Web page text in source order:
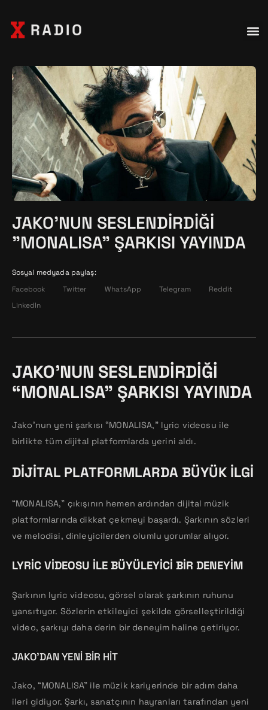
JAKO'NUN SESLENDIRDIĞI
"MONALISA" ŞARKISI YAYINDA
Sosyal medyada paylaş:
Facebook
Twitter WhatsApp Telegram
Reddit
LinkedIn
JAKO’NUN SESLENDIRDIĞI
“MONALISA” ŞARKISI YAYINDA
Jako’nun yeni şarkısı “MONALISA,” lyric videosu ile
birlikte tüm dijital platformlarda yerini aldı.
DIJITAL PLATFORMLARDA BÜYÜK İLGI
“MONALISA,” çıkışının hemen ardından dijital müzik
platformlarında dikkat çekmeyi başardı. Şarkının sözleri
ve melodisi, dinleyicilerden olumlu yorumlar alıyor.
LYRIC VIDEOSU ILE BÜYÜLEYICI BIR DENEYIM
Şarkının lyric videosu, görsel olarak şarkının ruhunu
yansıtıyor. Sözlerin etkileyici şekilde görselleştirildiği
video, şarkıyı daha derin bir deneyim haline getiriyor.
JAKO’DAN YENI BIR HIT
Jako, “MONALISA” ile müzik kariyerinde bir adım daha
ileri gidiyor. Şarkı, sanatçının hayranları tarafından yeni